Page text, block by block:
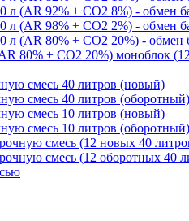
л (AR 92% + CO2 8%) - обмен
л (AR 98% + CO2 2%) - обмен
л (AR 80% + CO2 20%) - обмен
80% + CO2 20%) моноблок
смесь 40 литров (новый)
смесь 40 литров (оборотный)
смесь 10 литров (новый)
смесь 10 литров (оборотный)
смесь (12 новых 40
смесь (12 оборотных 40